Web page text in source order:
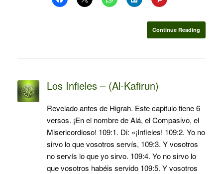
Continue Reading
Los Infieles – (Al-Kafirun)
Revelado antes de Higrah. Este capitulo tiene 6
versos. ¡En el nombre de Alá, el Compasivo, el
Misericordioso! 109:1. Di: «¡Infieles! 109:2. Yo no
sirvo lo que vosotros servís, 109:3. Y vosotros
no servís lo que yo sirvo. 109:4. Yo no sirvo lo
que vosotros habéis servido 109:5. Y vosotros